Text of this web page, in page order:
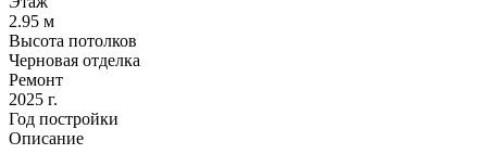
2.95 м
Высота потолков
Черновая отделка
Ремонт
2025 г.
Год постройки
Описание